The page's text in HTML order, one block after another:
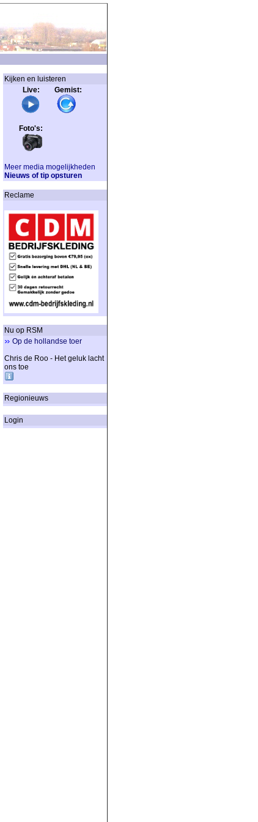
Kijken en luisteren
Live: Gemist:
Foto's:
Meer media mogelijkheden
Nieuws of tip opsturen
Reclame
Nu op RSM
Op de hollandse toer
Chris de Roo - Het geluk lacht
ons toe
Regionieuws
Login